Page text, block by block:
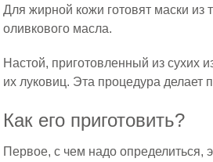
Для жирной кожи готовят маски из
оливкового масла.
Настой, приготовленный из сухих
их луковиц. Эта процедура
Как его приготовить?
Первое, с чем надо определиться,